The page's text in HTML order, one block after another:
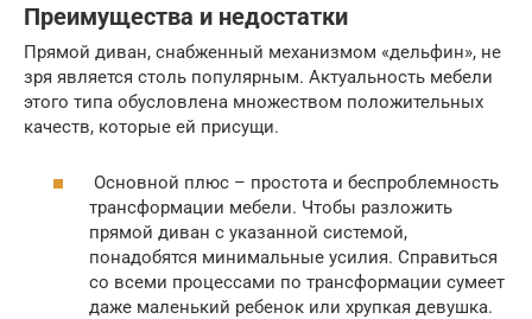
Преимущества и недостатки
Прямой диван, снабженный механизмом «дельфин», не
зря является столь популярным. Актуальность мебели
этого типа обусловлена множеством положительных
качеств, которые ей присущи.
Основной плюс – простота и беспроблемность
трансформации мебели. Чтобы разложить
прямой диван с указанной системой,
понадобятся минимальные усилия. Справиться
со всеми процессами по трансформации сумеет
даже маленький ребенок или хрупкая девушка.